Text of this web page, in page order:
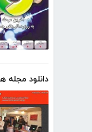
دانلود مجله